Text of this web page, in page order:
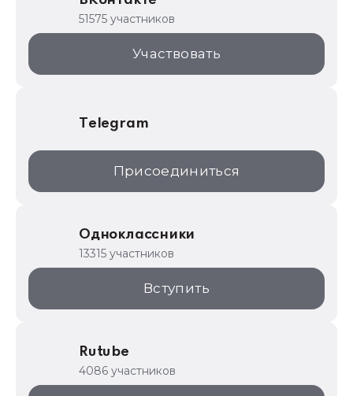
1С для торговли
1С:Торговая площадка
51575 участников
Участвовать
Telegram
Присоединиться
Одноклассники
13315 участников
Вступить
Rutube
4086 участников